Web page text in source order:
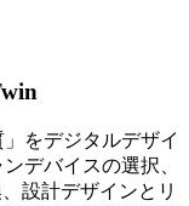
をデジタルデザイ
デバイスの選択、
設計デザインとリ